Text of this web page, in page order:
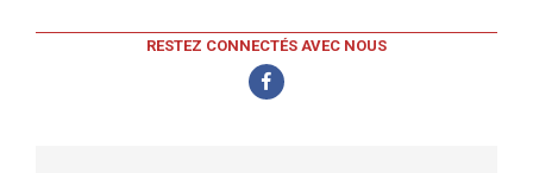
RESTEZ CONNECTÉS AVEC NOUS